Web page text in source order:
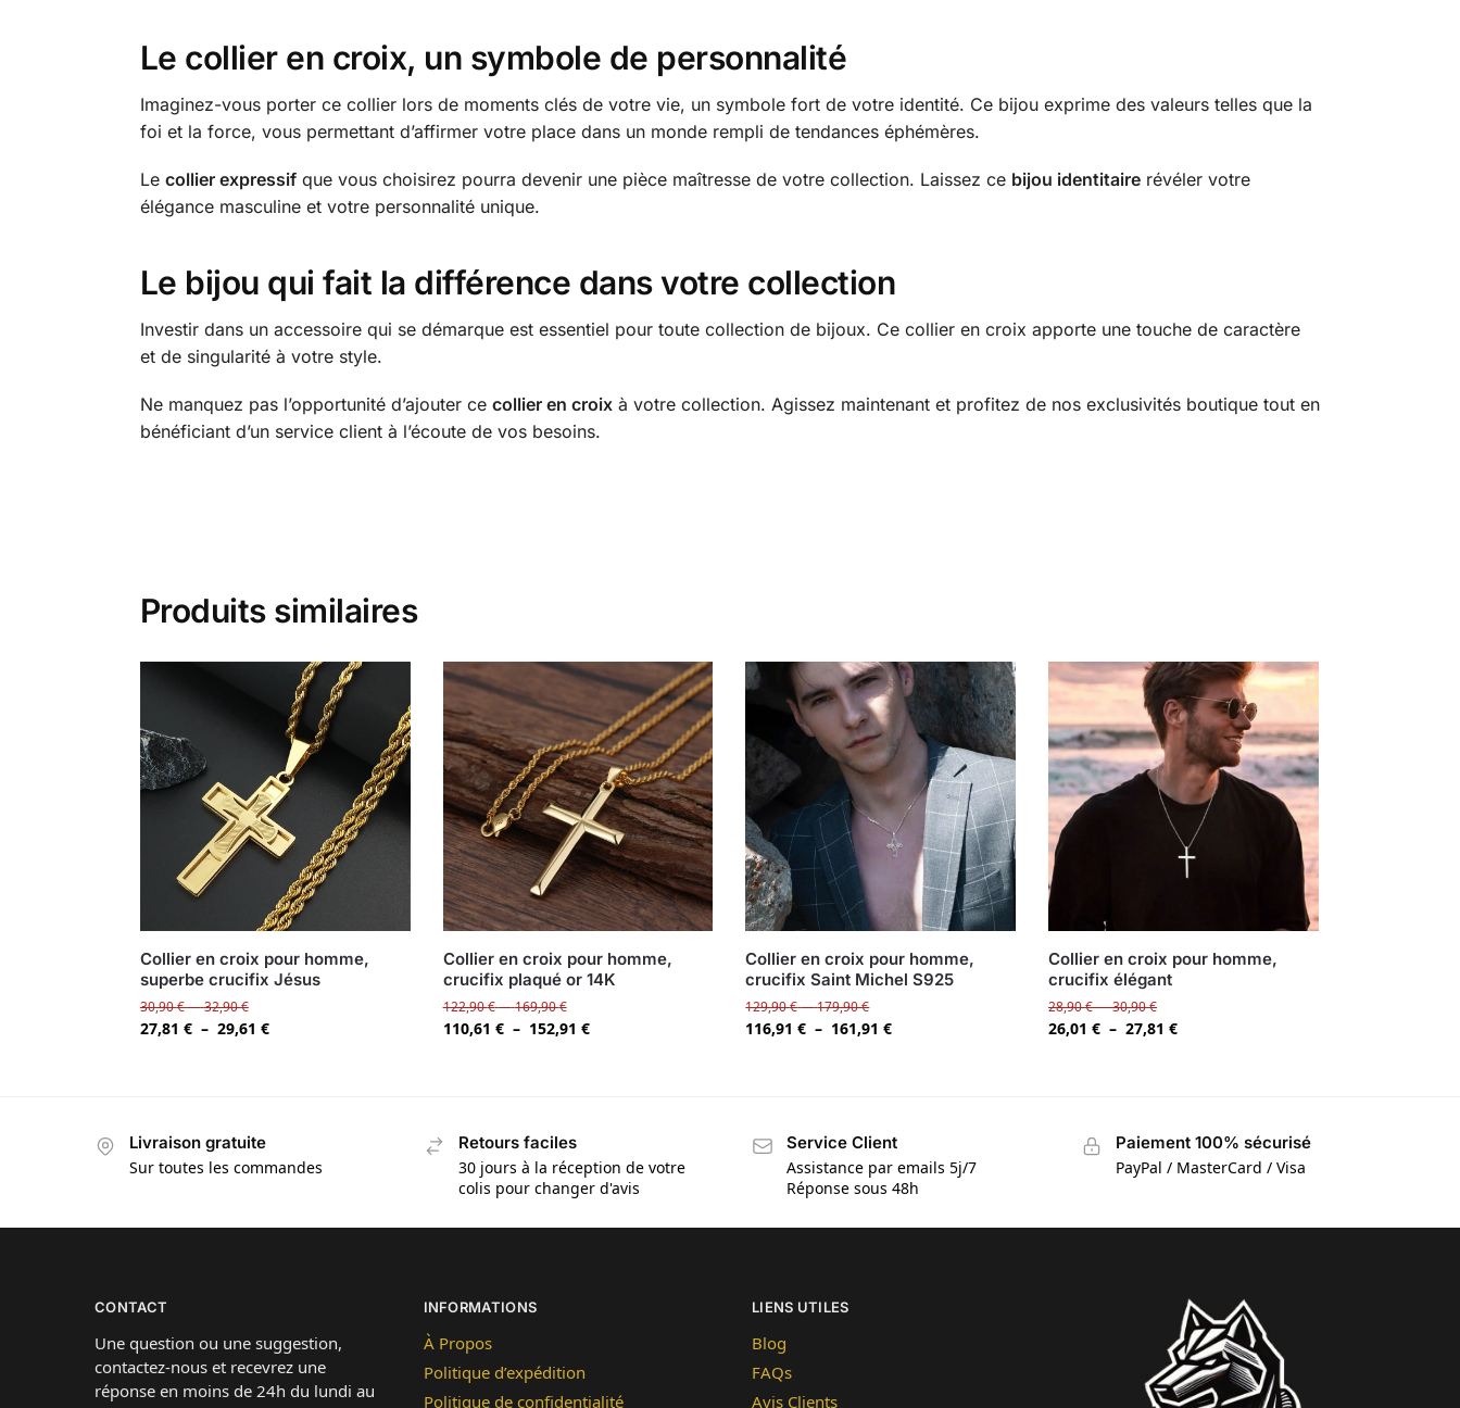
Le collier en croix, un symbole de personnalité
Imaginez-vous porter ce collier lors de moments clés de votre vie, un symbole fort de votre identité. Ce bijou exprime des valeurs telles que la
foi et la force, vous permettant d’affirmer votre place dans un monde rempli de tendances éphémères.
Le collier expressifque vous choisirez pourra devenir une pièce maîtresse de votre collection. Laissez ce bijou identitairerévéler votre
élégance masculine et votre personnalité unique.
Le bijou qui fait la différence dans votre collection
Investir dans un accessoire qui se démarque est essentiel pour toute collection de bijoux. Ce collier en croix apporte une touche de caractère
et de singularité à votre style.
Ne manquez pas l’opportunité d’ajouter ce collier en croixà votre collection. Agissez maintenant et profitez de nos exclusivités boutique tout en
bénéficiant d’un service client à l’écoute de vos besoins.
Produits similaires
Collier en croix pour homme,
superbe crucifix Jésus
30,90€–32,90€
27,81 € – 29,61 €
Collier en croix pour homme,
crucifix plaqué or 14K
122,90€–169,90€
110,61 € – 152,91 €
Collier en croix pour homme,
crucifix Saint Michel S925
129,90€–179,90€
116,91€ – 161,91€
Collier en croix pour homme,
crucifix élégant
28,90€–30,90€
26,01€ – 27,81€
Livraison gratuite
Sur toutes les commandes
Retours faciles
30 jours à la réception de votre
colis pour changer d'avis
Service Client
Assistance par emails 5j/7
Réponse sous 48h
Paiement 100% sécurisé
PayPal / MasterCard / Visa
CONTACT
Une question ou une suggestion,
contactez-nous et recevrez une
réponse en moins de 24h du lundi au
INFORMATIONS
À Propos
Politique d’expédition
Politique de confidentialité
LIENS UTILES
Blog
FAQs
Avis Clients